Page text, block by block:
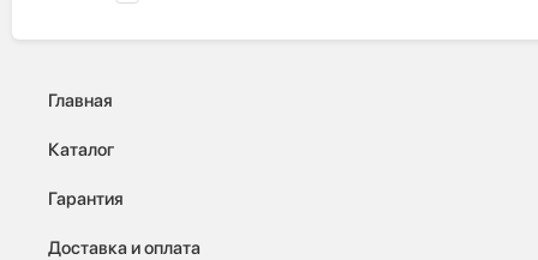
Главная
Каталог
Гарантия
Доставка и оплата